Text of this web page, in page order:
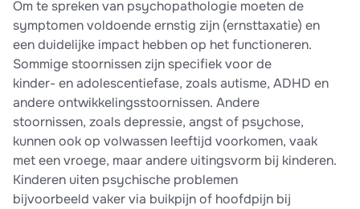
Om te spreken van psychopathologie moeten de
symptomen voldoende ernstig zijn (ernsttaxatie) en
een duidelijke impact hebben op het functioneren.
Sommige stoornissen zijn specifiek voor de
kinder- en adolescentiefase, zoals autisme, ADHD en
andere ontwikkelingsstoornissen. Andere
stoornissen, zoals depressie, angst of psychose,
kunnen ook op volwassen leeftijd voorkomen, vaak
met een vroege, maar andere uitingsvorm bij kinderen.
Kinderen uiten psychische problemen
bijvoorbeeld vaker via buikpijn of hoofdpijn bij